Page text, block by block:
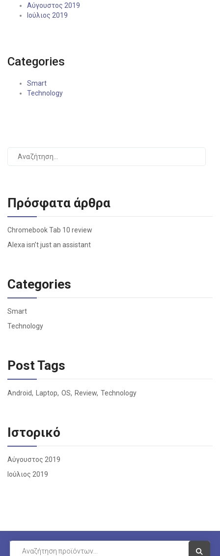
Αύγουστος 2019
Ιούλιος 2019
Categories
Smart
Technology
Πρόσφατα άρθρα
Chromebook Tab 10 review
Alexa isn’t just an assistant
Categories
Smart
Technology
Post Tags
Android Laptop OS Review Technology
Ιστορικό
Αύγουστος 2019
Ιούλιος 2019
Visit